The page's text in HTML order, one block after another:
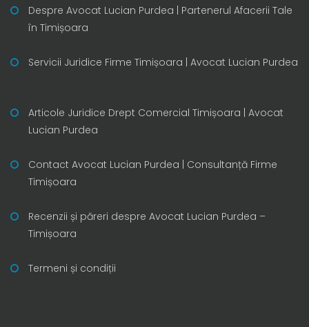
Despre Avocat Lucian Purdea | Partenerul Afacerii Tale
în Timișoara
Servicii Juridice Firme Timișoara | Avocat Lucian Purdea
Articole Juridice Drept Comercial Timișoara | Avocat
Lucian Purdea
Contact Avocat Lucian Purdea | Consultanță Firme
Timișoara
Recenzii și păreri despre Avocat Lucian Purdea –
Timișoara
Termeni și condiții